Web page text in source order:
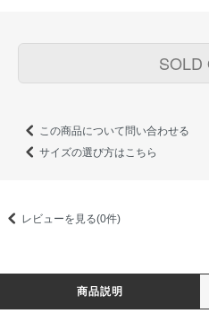
SOLD
この商品について問い合わせる
サイズの選び方はこちら
レビューを見る(0件)
商品説明